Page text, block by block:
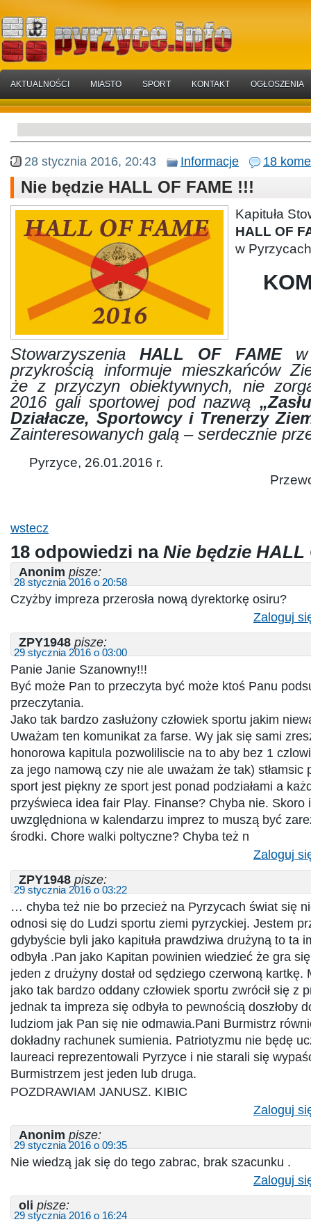
AKTUALNOŚCI MIASTO SPORT KONTAKT OGŁOSZENIA
28 stycznia 2016, 20:43 Informacje 18
Nie będzie HALL OF FAME !!!
Kapituła
HALL OF
w Pyrzycach
Stowarzyszenia HALL OF FAMEw
przykrością informuje mieszkańców
że z przyczyn obiektywnych, nie
2016 gali sportowej pod nazwą
Działacze, Sportowcy i Trenerzy
Zainteresowanych galą – serdecznie
Pyrzyce,
wstecz
18 odpowiedzi na Nie będzie HALL
Anonim pisze:
28 stycznia 2016 o 20:58
Czyżby impreza przerosła nową dyrektorkę osiru?
Zaloguj
ZPY1948 pisze:
29 stycznia 2016 o 03:00
Panie Janie Szanowny!!!
Być może Pan to przeczyta być może ktoś Panu
przeczytania.
Jako tak bardzo zasłużony człowiek sportu jakim
Uważam ten komunikat za farse. Wy jak się sami
honorowa kapitula pozwoliliscie na to aby bez 1
za jego namową czy nie ale uważam że tak) stłamsic
sport jest piękny ze sport jest ponad podziałami a
przyświeca idea fair Play. Finanse? Chyba nie. Skoro
uwzględniona w kalendarzu imprez to muszą być
środki. Chore walki poltyczne? Chyba też n
Zaloguj
ZPY1948 pisze:
29 stycznia 2016 o 03:22
… chyba też nie bo przecież na Pyrzycach świat się
odnosi się do Ludzi sportu ziemi pyrzyckiej. Jestem
gdybyście byli jako kapituła prawdziwa drużyną to ta
odbyła .Pan jako Kapitan powinien wiedzieć że gra
jeden z drużyny dostał od sędziego czerwoną kartkę.
jako tak bardzo oddany człowiek sportu zwrócił się z
jednak ta impreza się odbyła to pewnością doszłoby
ludziom jak Pan się nie odmawia.Pani Burmistrz
dokładny rachunek sumienia. Patriotyzmu nie będę
laureaci reprezentowali Pyrzyce i nie starali się
Burmistrzem jest jeden lub druga.
POZDRAWIAM JANUSZ. KIBIC
Zaloguj
Anonim pisze:
29 stycznia 2016 o 09:35
Nie wiedzą jak się do tego zabrac, brak szacunku .
Zaloguj
oli pisze:
29 stycznia 2016 o 16:24